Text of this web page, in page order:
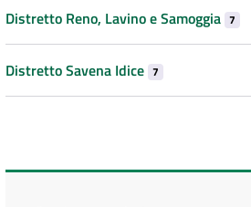
Distretto Reno, Lavino e Samoggia 7
Distretto Savena Idice 7